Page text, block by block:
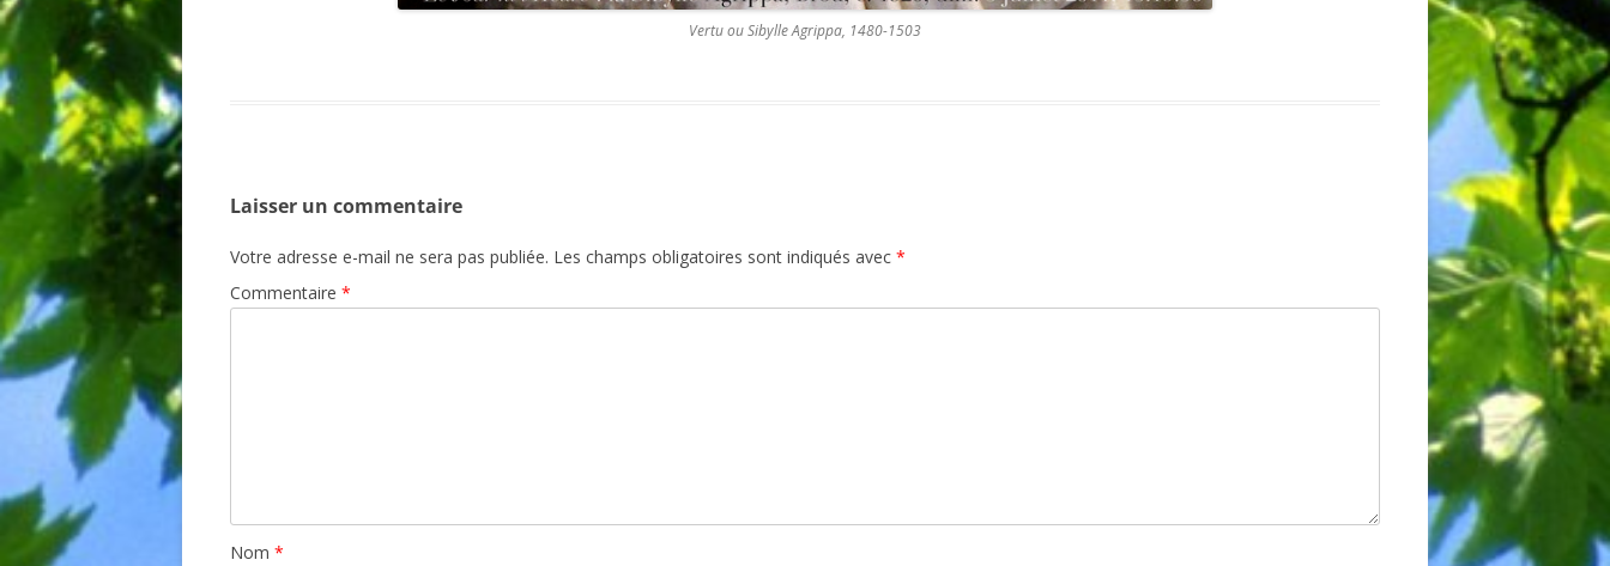
Vertu ou Sibylle Agrippa, 1480-1503
Laisser un commentaire
Votre adresse e-mail ne sera pas publiée. Les champs obligatoires sont indiqués avec *
Commentaire *
Nom *